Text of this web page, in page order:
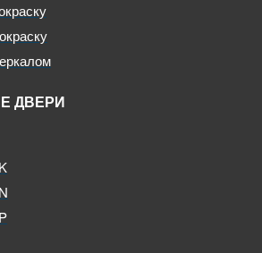
ДВЕРИ